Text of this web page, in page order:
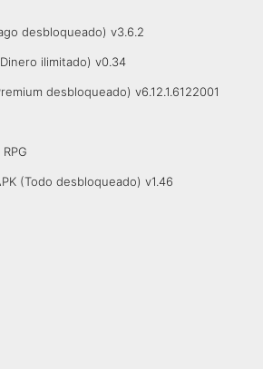
desbloqueado) v3.6.2
ilimitado) v0.34
desbloqueado) v6.12.1.6122001
(Todo desbloqueado) v1.46